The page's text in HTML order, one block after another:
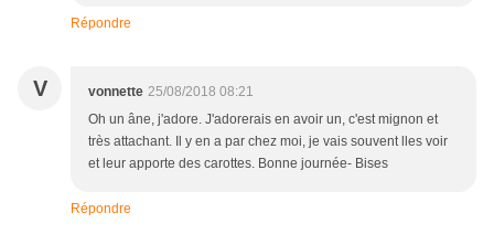
Répondre
V vonnette 25/08/2018 08:21
Oh un âne, j'adore. J'adorerais en avoir un, c'est mignon et
très attachant. Il y en a par chez moi, je vais souvent lles voir
et leur apporte des carottes. Bonne journée- Bises
Répondre